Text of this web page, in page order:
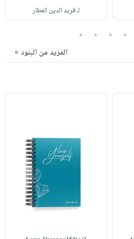
لـ فريد الدين العطار
2
3
4
5
المزيد من البنود »